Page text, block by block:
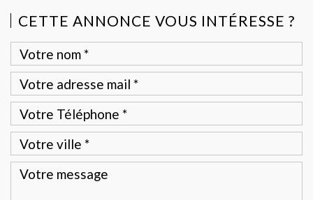
CETTE ANNONCE VOUS INTÉRESSE ?